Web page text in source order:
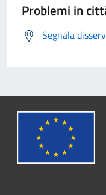
Problemi in
Segnala